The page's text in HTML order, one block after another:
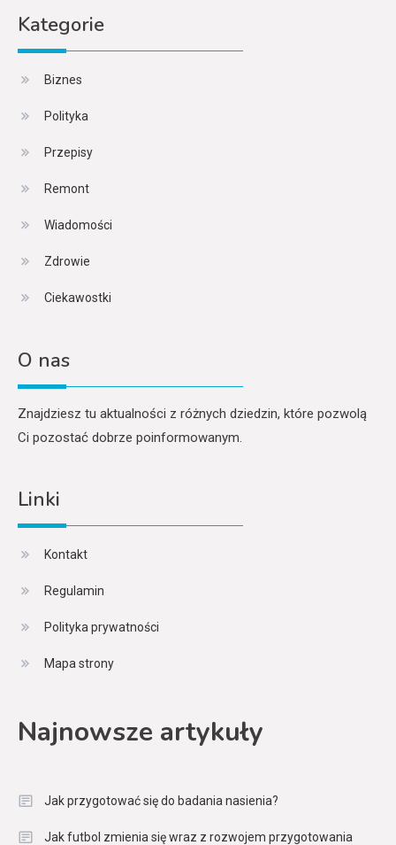
Kategorie
Biznes
Polityka
Przepisy
Remont
Wiadomości
Zdrowie
Ciekawostki
O nas
Znajdziesz tu aktualności z różnych dziedzin, które pozwolą
Ci pozostać dobrze poinformowanym.
Linki
Kontakt
Regulamin
Polityka prywatności
Mapa strony
Najnowsze artykuły
Jak przygotować się do badania nasienia?
Jak futbol zmienia się wraz z rozwojem przygotowania